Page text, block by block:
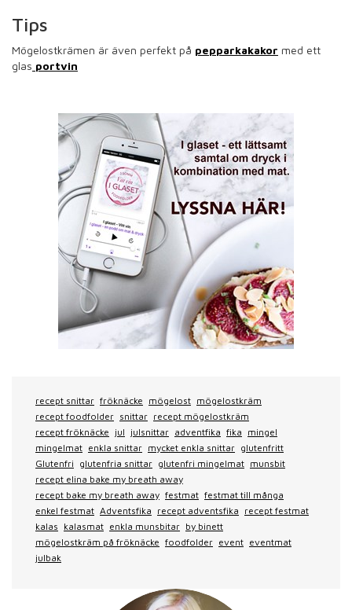
Tips
Mögelostkrämen är även perfekt på pepparkakakor med ett
glas portvin
recept snittar fröknäcke mögelost mögelostkräm
recept foodfolder snittar recept mögelostkräm
recept fröknäcke jul julsnittar adventfika fika mingel
mingelmat enkla snittar mycket enkla snittar glutenfritt
Glutenfri glutenfria snittar glutenfri mingelmat munsbit
recept elina bake my breath away
recept bake my breath away festmat festmat till många
enkel festmat Adventsfika recept adventsfika recept festmat
kalas kalasmat enkla munsbitar by binett
mögelostkräm på fröknäcke foodfolder event eventmat
julbak